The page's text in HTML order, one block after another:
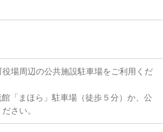
場周辺の公共施設駐車場をご利用くだ
「まほら」駐車場（徒歩５分）か、公
さい。